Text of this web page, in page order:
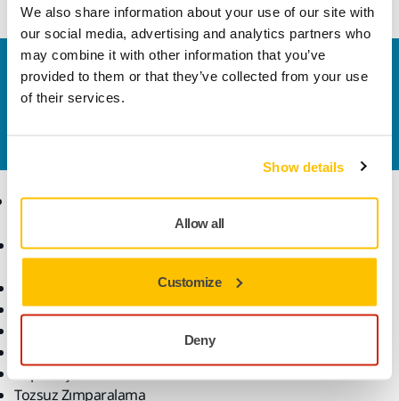
We also share information about your use of our site with
our social media, advertising and analytics partners who
may combine it with other information that you’ve
provided to them or that they’ve collected from your use
of their services.
Show details
Allow all
Customize
Deny
Bize Ulaşın
Daha fazla bilgi edinmek ister misiniz? Lütfen bizimle
Ürünler
Aksesuarlar ve Sarf
Makineler
Tozsuz Zımparalama
Uzmanlık
Sektörler
Çözümler